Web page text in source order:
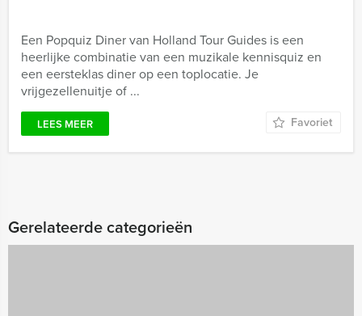
Een Popquiz Diner van Holland Tour Guides is een
heerlijke combinatie van een muzikale kennisquiz en
een eersteklas diner op een toplocatie. Je
vrijgezellenuitje of ...
LEES MEER Favoriet
Gerelateerde categorieën